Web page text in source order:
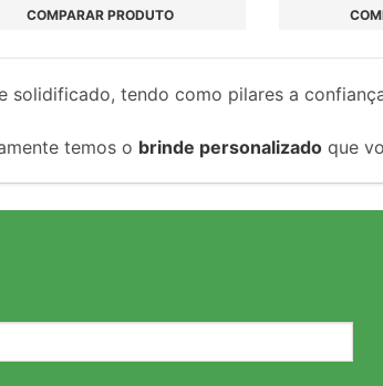
COMPARAR PRODUTO
solidificado, tendo como pilares a
temos o brinde personalizado que